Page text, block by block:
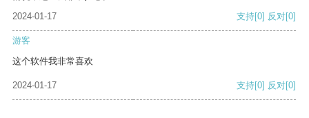
2024-01-17
支持[0] 反对[0]
游客
这个软件我非常喜欢
2024-01-17 支持[0] 反对[0]